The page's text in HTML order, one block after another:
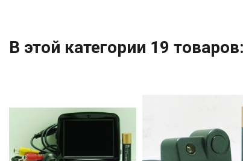
В этой категории 19 товаров: